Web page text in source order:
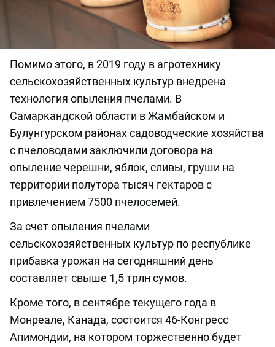
Помимо этого, в 2019 году в агротехнику
сельскохозяйственных культур внедрена
технология опыления пчелами. В
Самаркандской области в Жамбайском и
Булунгурском районах садоводческие хозяйства
с пчеловодами заключили договора на
опыление черешни, яблок, сливы, груши на
территории полутора тысяч гектаров с
привлечением 7500 пчелосемей.
За счет опыления пчелами
сельскохозяйственных культур по республике
прибавка урожая на сегодняшний день
составляет свыше 1,5 трлн сумов.
Кроме того, в сентябре текущего года в
Монреале, Канада, состоится 46-Конгресс
Апимондии, на котором торжественно будет